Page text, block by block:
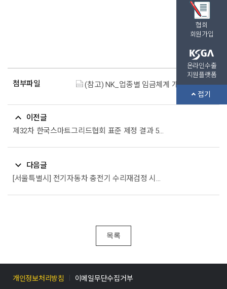
협회
회원가입
온라인수출
지원플랫폼
접기
첨부파일 (참고) NK_업종별 임금체계 개편 컨설팅 브로슈어_251124.pdf (534.8K)
이전글
제32차 한국스마트그리드협회 표준 제정 결과 5종 안내
다음글
[서울특별시] 전기자동차 충전기 수리재검정 시행 안내
목록
개인정보처리방침 이메일무단수집거부